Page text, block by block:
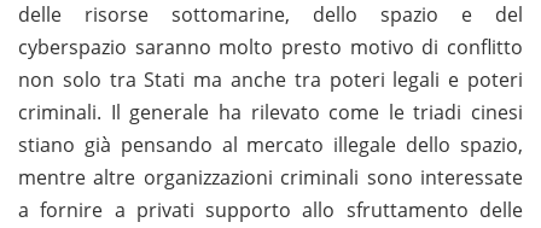
delle risorse sottomarine, dello spazio e del
cyberspazio saranno molto presto motivo di conflitto
non solo tra Stati ma anche tra poteri legali e poteri
criminali. Il generale ha rilevato come le triadi cinesi
stiano già pensando al mercato illegale dello spazio,
mentre altre organizzazioni criminali sono interessate
a fornire a privati supporto allo sfruttamento delle